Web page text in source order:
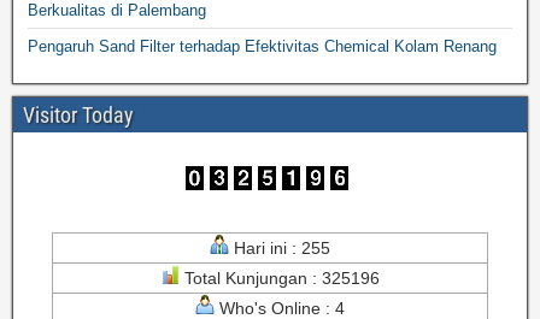
Berkualitas di Palembang
Pengaruh Sand Filter terhadap Efektivitas Chemical Kolam Renang
Visitor Today
Hari ini : 255
Total Kunjungan : 325196
Who's Online : 4